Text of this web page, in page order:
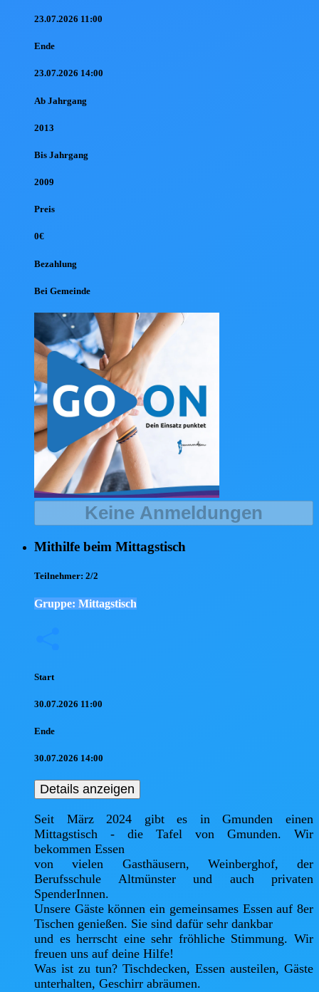
23.07.2026 11:00
Ende
23.07.2026 14:00
Ab Jahrgang
2013
Bis Jahrgang
2009
Preis
0€
Bezahlung
Bei Gemeinde
Keine Anmeldungen
Mithilfe beim Mittagstisch
Teilnehmer: 2/2
Gruppe: Mittagstisch
Start
30.07.2026 11:00
Ende
30.07.2026 14:00
Details anzeigen
Seit März 2024 gibt es in Gmunden einen
Mittagstisch - die Tafel von Gmunden. Wir
bekommen Essen
von vielen Gasthäusern, Weinberghof, der
Berufsschule Altmünster und auch privaten
SpenderInnen.
Unsere Gäste können ein gemeinsames Essen auf 8er
Tischen genießen. Sie sind dafür sehr dankbar
und es herrscht eine sehr fröhliche Stimmung. Wir
freuen uns auf deine Hilfe!
Was ist zu tun? Tischdecken, Essen austeilen, Gäste
unterhalten, Geschirr abräumen.